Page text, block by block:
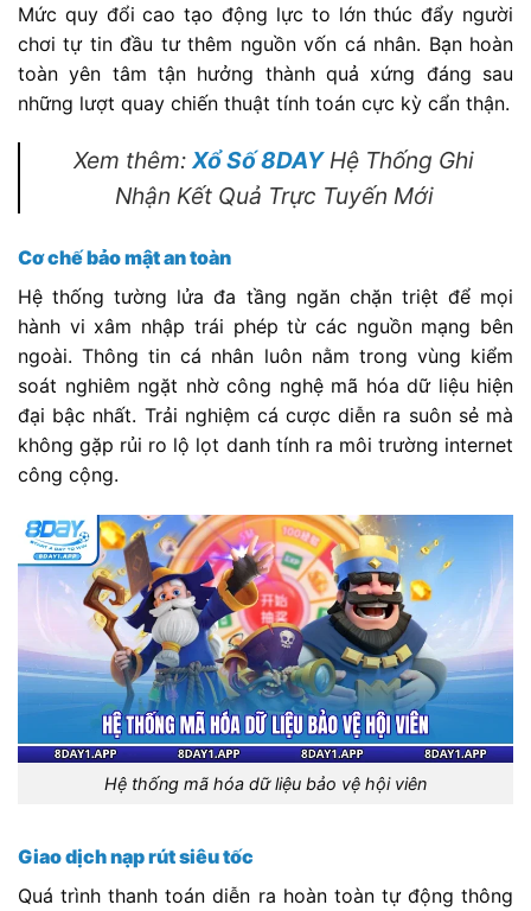
Mức quy đổi cao tạo động lực to lớn thúc đẩy người
chơi tự tin đầu tư thêm nguồn vốn cá nhân. Bạn hoàn
toàn yên tâm tận hưởng thành quả xứng đáng sau
những lượt quay chiến thuật tính toán cực kỳ cẩn thận.
Xem thêm: Xổ Số 8DAYHệ Thống Ghi
Nhận Kết Quả Trực Tuyến Mới
Cơ chế bảo mật an toàn
Hệ thống tường lửa đa tầng ngăn chặn triệt để mọi
hành vi xâm nhập trái phép từ các nguồn mạng bên
ngoài. Thông tin cá nhân luôn nằm trong vùng kiểm
soát nghiêm ngặt nhờ công nghệ mã hóa dữ liệu hiện
đại bậc nhất. Trải nghiệm cá cược diễn ra suôn sẻ mà
không gặp rủi ro lộ lọt danh tính ra môi trường internet
công cộng.
Hệ thống mã hóa dữ liệu bảo vệ hội viên
Giao dịch nạp rút siêu tốc
Quá trình thanh toán diễn ra hoàn toàn tự động thông